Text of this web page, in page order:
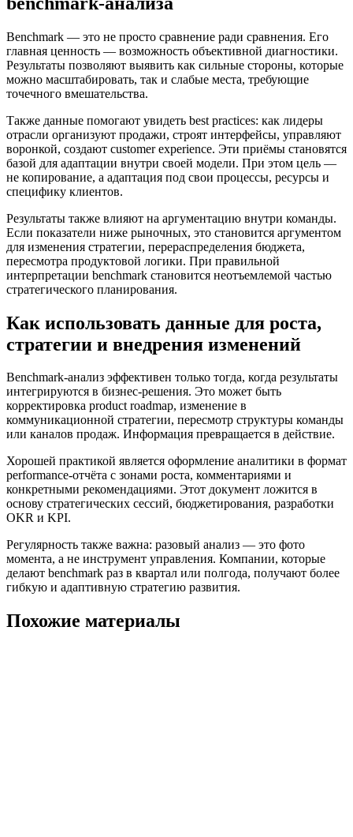
Benchmark — это не просто сравнение ради сравнения. Его
главная ценность — возможность объективной диагностики.
Результаты позволяют выявить как сильные стороны, которые
можно масштабировать, так и слабые места, требующие
точечного вмешательства.
Также данные помогают увидеть best practices: как лидеры
отрасли организуют продажи, строят интерфейсы, управляют
воронкой, создают customer experience. Эти приёмы становятся
базой для адаптации внутри своей модели. При этом цель —
не копирование, а адаптация под свои процессы, ресурсы и
специфику клиентов.
Результаты также влияют на аргументацию внутри команды.
Если показатели ниже рыночных, это становится аргументом
для изменения стратегии, перераспределения бюджета,
пересмотра продуктовой логики. При правильной
интерпретации benchmark становится неотъемлемой частью
стратегического планирования.
Как использовать данные для роста,
стратегии и внедрения изменений
Benchmark-анализ эффективен только тогда, когда результаты
интегрируются в бизнес-решения. Это может быть
корректировка product roadmap, изменение в
коммуникационной стратегии, пересмотр структуры команды
или каналов продаж. Информация превращается в действие.
Хорошей практикой является оформление аналитики в формат
performance-отчёта с зонами роста, комментариями и
конкретными рекомендациями. Этот документ ложится в
основу стратегических сессий, бюджетирования, разработки
OKR и KPI.
Регулярность также важна: разовый анализ — это фото
момента, а не инструмент управления. Компании, которые
делают benchmark раз в квартал или полгода, получают более
гибкую и адаптивную стратегию развития.
Похожие материалы